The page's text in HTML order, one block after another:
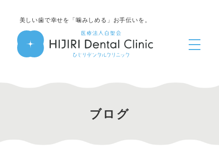
美しい歯で幸せを「噛みしめる」お手伝いを。
ブログ